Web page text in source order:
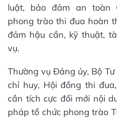
luật, bảo đảm an toàn
phong trào thi đua hoàn
đảm hậu cần, kỹ thuật,
vụ.
Thường vụ Đảng ủy, Bộ
chỉ huy, Hội đồng thi
cần tích cực đổi mới nội
pháp tổ chức phong trào